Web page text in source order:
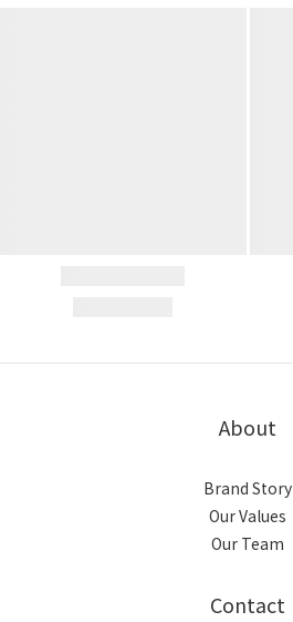
About
Brand Story
Our Values
Our Team
Contact